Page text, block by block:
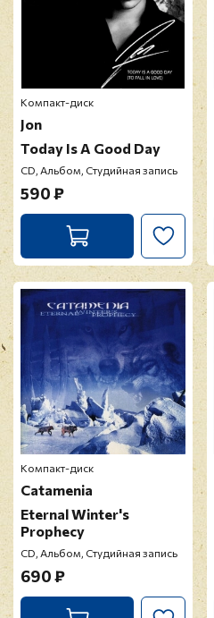
Компакт-диск
Jon
Today Is A Good Day
CD, Альбом, Студийная запись
590 ₽
Компакт-диск
Catamenia
Eternal Winter's
Prophecy
CD, Альбом, Студийная запись
690 ₽